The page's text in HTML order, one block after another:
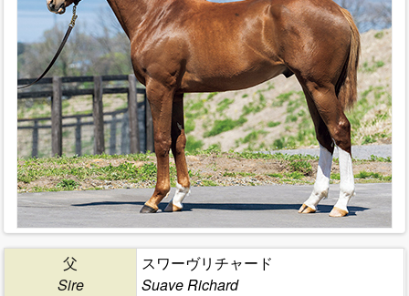
父
Sire
スワーヴリチャード
Suave Richard